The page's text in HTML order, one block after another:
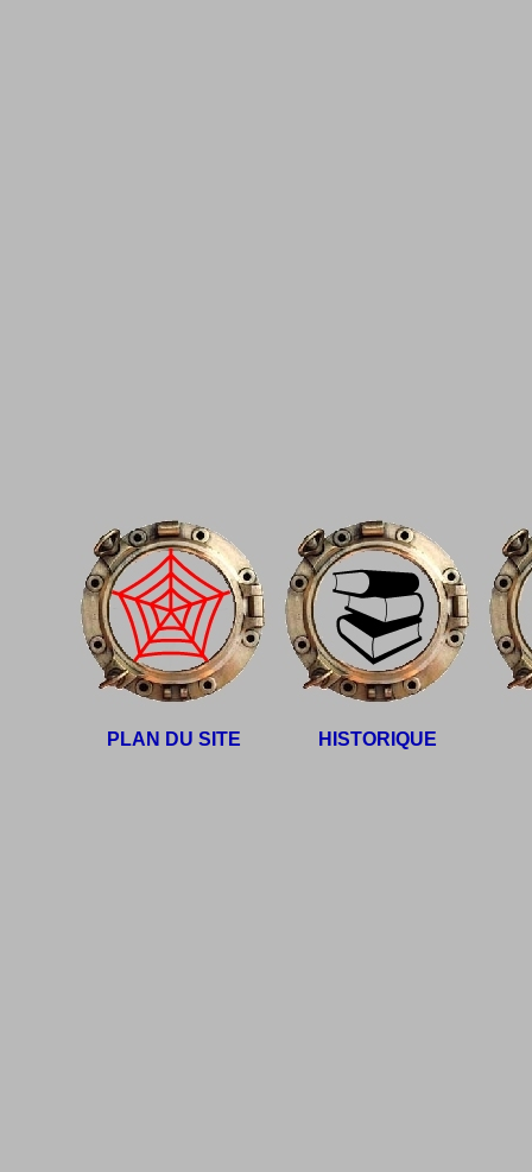
PLAN DU SITE HISTORIQUE